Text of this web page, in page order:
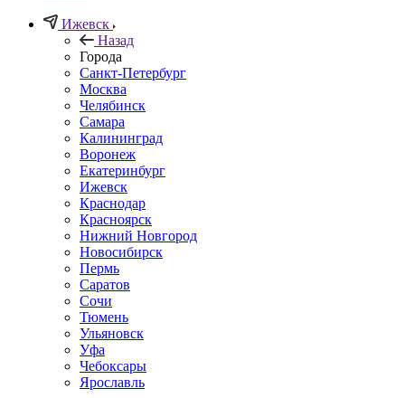
Ижевск
Назад
Города
Санкт-Петербург
Москва
Челябинск
Самара
Калининград
Воронеж
Екатеринбург
Ижевск
Краснодар
Красноярск
Нижний Новгород
Новосибирск
Пермь
Саратов
Сочи
Тюмень
Ульяновск
Уфа
Чебоксары
Ярославль